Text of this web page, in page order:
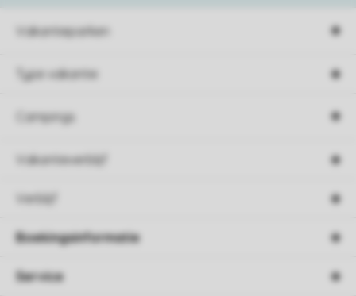
Vakantieparken
Type vakantie
Campings
Vakantieverblijf
Verblijf
Boekingsinformatie
Service